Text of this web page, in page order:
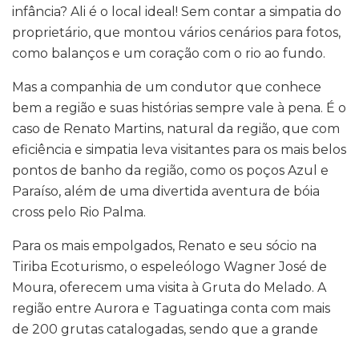
infância? Ali é o local ideal! Sem contar a simpatia do
proprietário, que montou vários cenários para fotos,
como balanços e um coração com o rio ao fundo.
Mas a companhia de um condutor que conhece
bem a região e suas histórias sempre vale à pena. É o
caso de Renato Martins, natural da região, que com
eficiência e simpatia leva visitantes para os mais belos
pontos de banho da região, como os poços Azul e
Paraíso, além de uma divertida aventura de bóia
cross pelo Rio Palma.
Para os mais empolgados, Renato e seu sócio na
Tiriba Ecoturismo, o espeleólogo Wagner José de
Moura, oferecem uma visita à Gruta do Melado. A
região entre Aurora e Taguatinga conta com mais
de 200 grutas catalogadas, sendo que a grande